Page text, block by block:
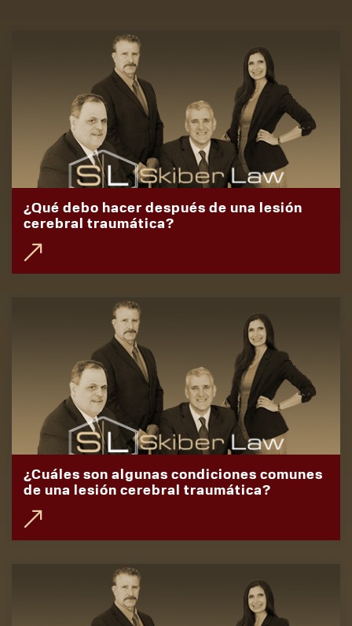
¿Qué debo hacer después de una lesión
cerebral traumática?
¿Cuáles son algunas condiciones comunes
de una lesión cerebral traumática?